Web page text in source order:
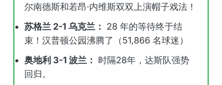
尔南德斯和若昂·内维斯双双上演帽子戏法！
苏格兰 2-1 乌克兰：
28 年的等待终于结
束！汉普顿公园沸腾了（51,866 名球迷）
奥地利 3-1 波兰：
时隔28年，达斯队强势
回归。